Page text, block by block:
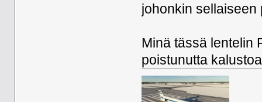
johonkin sellaiseen
Minä tässä lentelin
poistunutta